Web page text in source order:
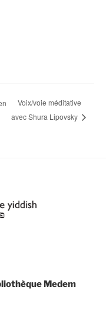
Voix/voie méditative
avec Shura Lipovsky
Medem